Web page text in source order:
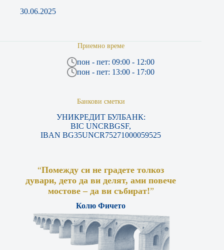
30.06.2025
Приемно време
пон - пет: 09:00 - 12:00
пон - пет: 13:00 - 17:00
Банкови сметки
УНИКРЕДИТ БУЛБАНК:
BIC UNCRBGSF,
IBAN BG35UNCR75271000059525
“Помежду си не градете толкоз
дувари, дето да ви делят, ами повече
мостове – да ви събират!”
Колю Фичето